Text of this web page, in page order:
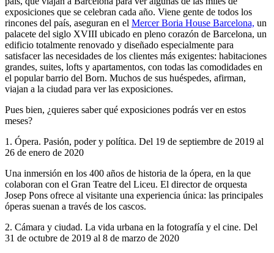
exposiciones que se celebran cada año. Viene gente de todos los
rincones del país, aseguran en el Mercer Boria House Barcelona, un
palacete del siglo XVIII ubicado en pleno corazón de Barcelona, un
edificio totalmente renovado y diseñado especialmente para
satisfacer las necesidades de los clientes más exigentes: habitaciones
grandes, suites, lofts y apartamentos, con todas las comodidades en
el popular barrio del Born. Muchos de sus huéspedes, afirman,
viajan a la ciudad para ver las exposiciones.
Pues bien, ¿quieres saber qué exposiciones podrás ver en estos
meses?
1. Ópera. Pasión, poder y política. Del 19 de septiembre de 2019 al
26 de enero de 2020
Una inmersión en los 400 años de historia de la ópera, en la que
colaboran con el Gran Teatre del Liceu. El director de orquesta
Josep Pons ofrece al visitante una experiencia única: las principales
óperas suenan a través de los cascos.
2. Cámara y ciudad. La vida urbana en la fotografía y el cine. Del
31 de octubre de 2019 al 8 de marzo de 2020